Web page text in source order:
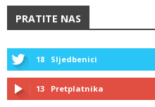
PRATITE NAS
18 Sljedbenici
13 Pretplatnika